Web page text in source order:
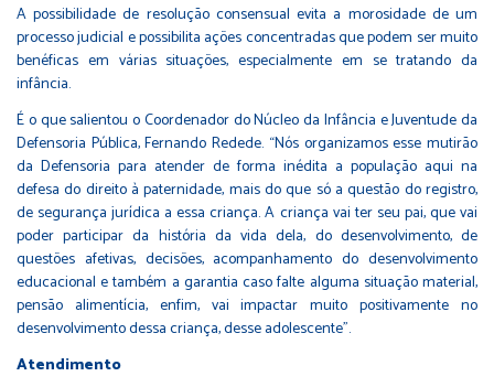
A possibilidade de resolução consensual evita a morosidade de um
processo judicial e possibilita ações concentradas que podem ser muito
benéficas em várias situações, especialmente em se tratando da
infância.
É o que salientou o Coordenador do Núcleo da Infância e Juventude da
Defensoria Pública, Fernando Redede. “Nós organizamos esse mutirão
da Defensoria para atender de forma inédita a população aqui na
defesa do direito à paternidade, mais do que só a questão do registro,
de segurança jurídica a essa criança. A criança vai ter seu pai, que vai
poder participar da história da vida dela, do desenvolvimento, de
questões afetivas, decisões, acompanhamento do desenvolvimento
educacional e também a garantia caso falte alguma situação material,
pensão alimentícia, enfim, vai impactar muito positivamente no
desenvolvimento dessa criança, desse adolescente”.
Atendimento